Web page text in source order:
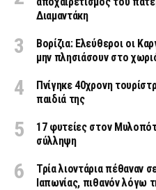
Διαμαντάκη
Βορίζια: Ελεύθεροι οι
μην πλησιάσουν στο
Πνίγηκε 40χρονη
παιδιά της
17 φυτείες στον
σύλληψη
Τρία λιοντάρια πέθαναν
Ιαπωνίας, πιθανόν λόγω